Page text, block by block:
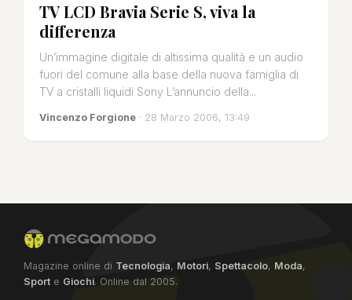
TV LCD Bravia Serie S, viva la
differenza
Un’immagine digitale di altissima qualità e un audio
fuori del comune alla base della nuova famiglia di
TV a cristalli liquidi Sony L’annuncio della...
Vincenzo Forgione · 28 Marzo 2006, 13:49
Magazine online di Tecnologia, Motori, Spettacolo, Moda,
Sport e Giochi. Online dal 2005.